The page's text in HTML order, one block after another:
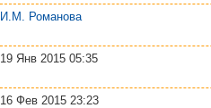
И.М. Романова
19 Янв 2015 05:35
16 Фев 2015 23:23